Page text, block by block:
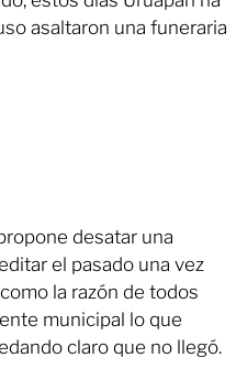
asaltaron una funeraria
desatar una
el pasado una vez
la razón de todos
municipal lo que
claro que no llegó.